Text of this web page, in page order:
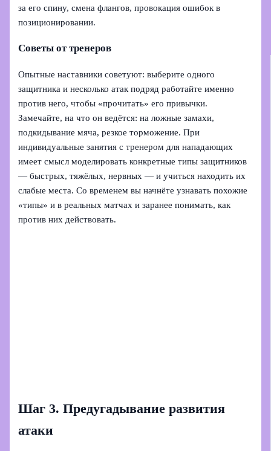
за его спину, смена флангов, провокация ошибок в
позиционировании.
Советы от тренеров
Опытные наставники советуют: выберите одного
защитника и несколько атак подряд работайте именно
против него, чтобы «прочитать» его привычки.
Замечайте, на что он ведётся: на ложные замахи,
подкидывание мяча, резкое торможение. При
индивидуальные занятия с тренером для нападающих
имеет смысл моделировать конкретные типы защитников
— быстрых, тяжёлых, нервных — и учиться находить их
слабые места. Со временем вы начнёте узнавать похожие
«типы» и в реальных матчах и заранее понимать, как
против них действовать.
Шаг 3. Предугадывание развития
атаки